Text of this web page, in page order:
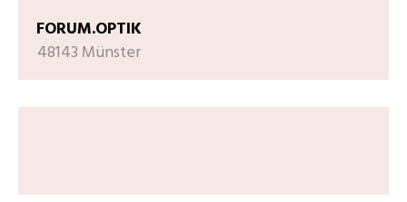
FORUM.OPTIK
48143 Münster